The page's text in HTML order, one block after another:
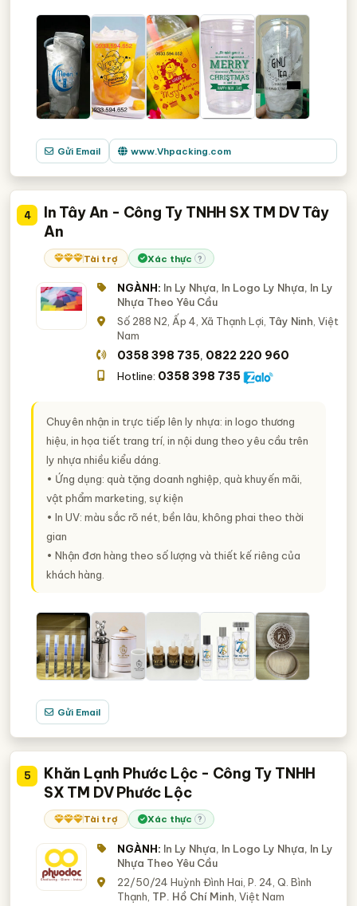
Gửi Email www.Vhpacking.com
4
In Tây An - Công Ty TNHH SX TM DV Tây
An
Tài trợ Xác thực ?
NGÀNH: In Ly Nhựa, In Logo Ly Nhựa, In Ly
Nhựa Theo Yêu Cầu
Số 288 N2, Ấp 4, Xã Thạnh Lợi, Tây Ninh, Việt
Nam
0358 398 735, 0822 220 960
Hotline: 0358 398 735
Chuyên nhận in trực tiếp lên ly nhựa: in logo thương
hiệu, in họa tiết trang trí, in nội dung theo yêu cầu trên
ly nhựa nhiều kiểu dáng.
• Ứng dụng: quà tặng doanh nghiệp, quà khuyến mãi,
vật phẩm marketing, sự kiện
• In UV: màu sắc rõ nét, bền lâu, không phai theo thời
gian
• Nhận đơn hàng theo số lượng và thiết kế riêng của
khách hàng.
Gửi Email
5
Khăn Lạnh Phước Lộc - Công Ty TNHH
SX TM DV Phước Lộc
Tài trợ Xác thực ?
NGÀNH: In Ly Nhựa, In Logo Ly Nhựa, In Ly
Nhựa Theo Yêu Cầu
22/50/24 Huỳnh Đình Hai, P. 24, Q. Bình
Thạnh, TP. Hồ Chí Minh , Việt Nam